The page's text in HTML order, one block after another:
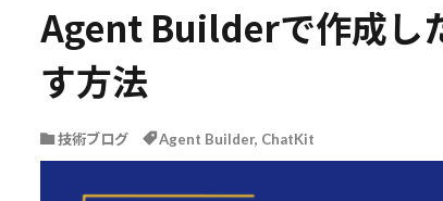
Agent Builderで作成し
す方法
技術ブログ Agent Builder, ChatKit